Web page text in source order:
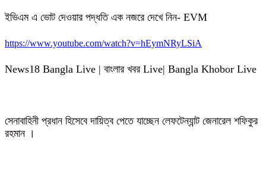
ইভিএম এ ভোট দেওয়ার পদ্ধতি এক নজরে দেখে নিন- EVM
https://www.youtube.com/watch?v=hEymNRyLSiA
News18 Bangla Live | বাংলার খবর Live| Bangla Khobor Live
সেনাবাহিনী প্রধান হিসেবে দায়িত্ব পেতে যাচ্ছেন লেফটেন্যান্ট জেনারেল শফিকুর
রহমান ।